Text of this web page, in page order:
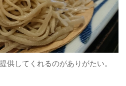
供してくれるのがありがたい。